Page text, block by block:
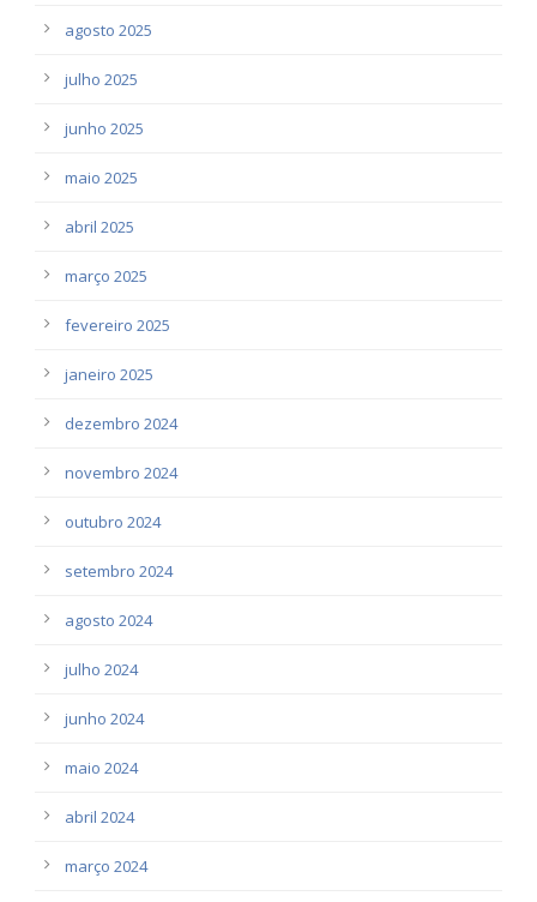
agosto 2025
julho 2025
junho 2025
maio 2025
abril 2025
março 2025
fevereiro 2025
janeiro 2025
dezembro 2024
novembro 2024
outubro 2024
setembro 2024
agosto 2024
julho 2024
junho 2024
maio 2024
abril 2024
março 2024